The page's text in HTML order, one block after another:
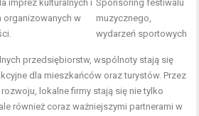
imprez kulturalnych i
organizowanych w
Sponsoring festiwalu
muzycznego,
wydarzeń sportowych
przedsiębiorstw, wspólnoty stają się
dla mieszkańców oraz turystów. Przez
lokalne firmy stają się nie tylko
również coraz ważniejszymi partnerami w